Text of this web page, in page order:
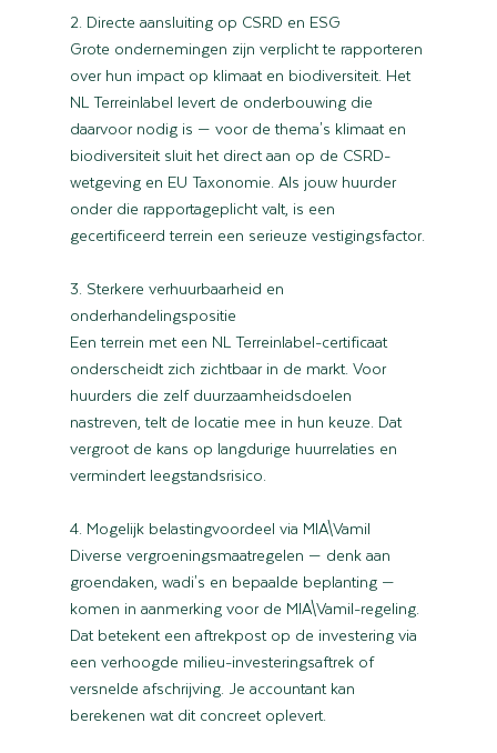
2. Directe aansluiting op CSRD en ESG
Grote ondernemingen zijn verplicht te rapporteren
over hun impact op klimaat en biodiversiteit. Het
NL Terreinlabel levert de onderbouwing die
daarvoor nodig is — voor de thema's klimaat en
biodiversiteit sluit het direct aan op de CSRD-
wetgeving en EU Taxonomie. Als jouw huurder
onder die rapportageplicht valt, is een
gecertificeerd terrein een serieuze vestigingsfactor.
3. Sterkere verhuurbaarheid en
onderhandelingspositie
Een terrein met een NL Terreinlabel-certificaat
onderscheidt zich zichtbaar in de markt. Voor
huurders die zelf duurzaamheidsdoelen
nastreven, telt de locatie mee in hun keuze. Dat
vergroot de kans op langdurige huurrelaties en
vermindert leegstandsrisico.
4. Mogelijk belastingvoordeel via MIA\Vamil
Diverse vergroeningsmaatregelen — denk aan
groendaken, wadi's en bepaalde beplanting —
komen in aanmerking voor de MIA\Vamil-regeling.
Dat betekent een aftrekpost op de investering via
een verhoogde milieu-investeringsaftrek of
versnelde afschrijving. Je accountant kan
berekenen wat dit concreet oplevert.